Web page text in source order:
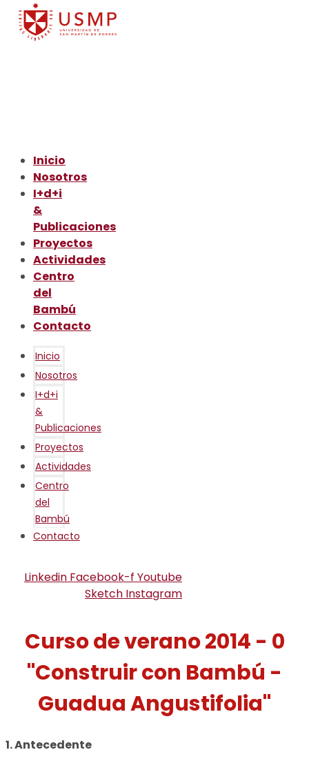
Inicio
Nosotros
I+d+i
&
Publicaciones
Proyectos
Actividades
Centro
del
Bambú
Contacto
Inicio
Nosotros
I+d+i
&
Publicaciones
Proyectos
Actividades
Centro
del
Bambú
Contacto
Linkedin Facebook-f Youtube
Sketch Instagram
Curso de verano 2014 - 0
"Construir con Bambú -
Guadua Angustifolia"
1. Antecedente